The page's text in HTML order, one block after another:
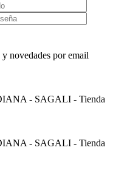
novedades por email